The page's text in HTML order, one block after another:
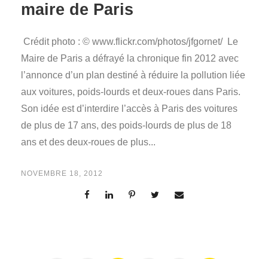
maire de Paris
Crédit photo : © www.flickr.com/photos/jfgornet/ Le
Maire de Paris a défrayé la chronique fin 2012 avec
l’annonce d’un plan destiné à réduire la pollution liée
aux voitures, poids-lourds et deux-roues dans Paris.
Son idée est d’interdire l’accès à Paris des voitures
de plus de 17 ans, des poids-lourds de plus de 18
ans et des deux-roues de plus...
NOVEMBRE 18, 2012